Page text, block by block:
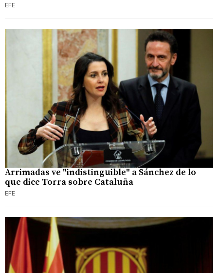
EFE
Arrimadas ve "indistinguible" a Sánchez de lo
que dice Torra sobre Cataluña
EFE